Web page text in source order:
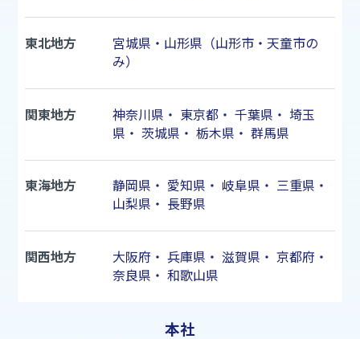
東北地方
宮城県・山形県（山形市・天童市の
み）
関東地方 神奈川県 ・ 東京都・ 千葉県 ・ 埼玉
県 ・ 茨城県 ・ 栃木県 ・ 群馬県
東海地方 静岡県 ・ 愛知県 ・ 岐阜県 ・ 三重県 ・
山梨県 ・ 長野県
関西地方 大阪府 ・ 兵庫県 ・ 滋賀県 ・ 京都府 ・
奈良県 ・ 和歌山県
本社